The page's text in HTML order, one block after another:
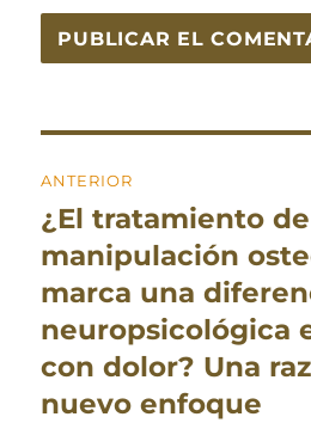
de
entradas
ANTERIOR
Entrada
anterior:
¿El tratamiento de
manipulación
marca una
neuropsicológica
con dolor? Una
nuevo enfoque